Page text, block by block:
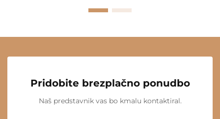
Pridobite brezplačno ponudbo
Naš predstavnik vas bo kmalu kontaktiral.